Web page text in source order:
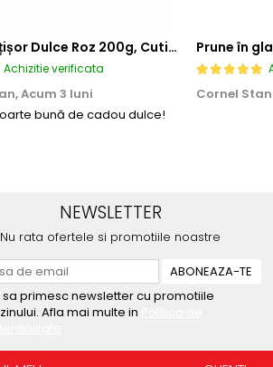
Set 10 Mărțișor Dulce Roz 200g, Cutie Cadou cu Bomboane de Ciocolată
Achizitie verificata
Acum 3 luni
bună de cadou dulce!
Prune în
Cornel
NEWSLETTER
Nu rata ofertele si promotiile noastre
primesc newsletter cu promotiile
Afla mai multe in